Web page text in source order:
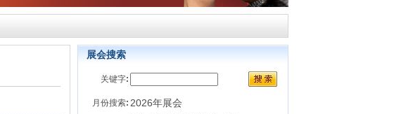
展会搜索
关键字:
月份搜索: 2026年展会